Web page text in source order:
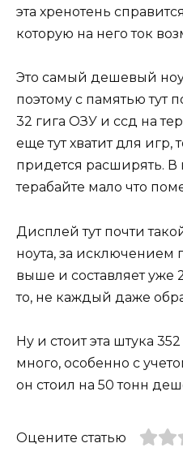
эта хренотень
которую на него ток
Это самый дешевый
поэтому с памятью тут
32 гига ОЗУ и ссд на
еще тут хватит для игр,
придется расширять.
терабайте мало что
Дисплей тут почти
ноута, за исключением
выше и составляет уже
то, не каждый даже
Ну и стоит эта штука
много, особенно с
он стоил на 50 тонн
Оцените статью